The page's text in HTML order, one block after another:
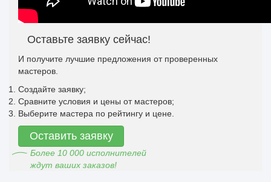
Оставьте заявку сейчас!
И получите лучшие предложения от проверенных
мастеров.
Создайте заявку;
Сравните условия и цены от мастеров;
Выберите мастера по рейтингу и цене.
Оставить заявку
Более 10 000 исполнителей
ждут ваших заказов!